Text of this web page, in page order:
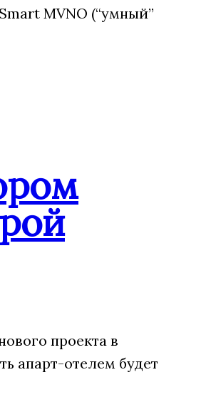
MVNO (“умный”
проекта в
апарт-отелем будет